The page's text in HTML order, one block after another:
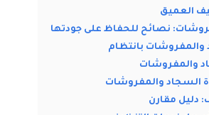
العميق
نصائح للحفاظ على جودتها
بانتظام
والمفروشات
السجاد والمفروشات
دليل مقارن